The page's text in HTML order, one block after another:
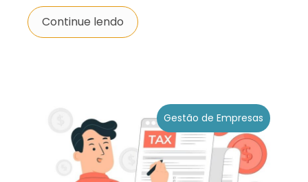
Continue lendo
Gestão de Empresas